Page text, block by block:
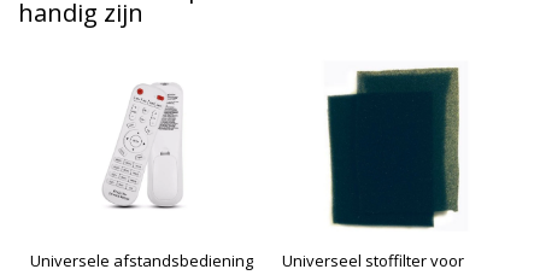
handig zijn
Universele afstandsbediening
Universeel stoffilter voor